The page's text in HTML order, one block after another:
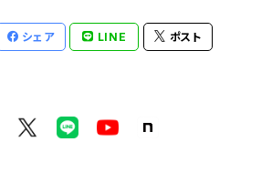
シェア LINE ポスト